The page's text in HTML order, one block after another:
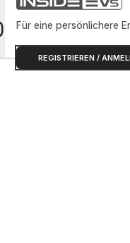
Für eine persönlichere
REGISTRIEREN /